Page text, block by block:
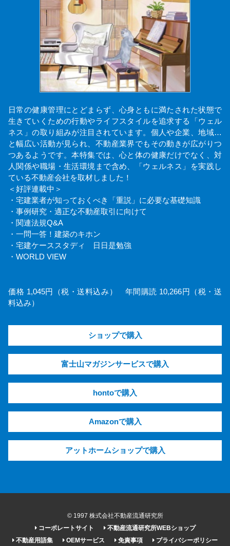
日常の健康管理にとどまらず、心身ともに満たされた状態で
生きていくための行動やライフスタイルを追求する「ウェル
ネス」の取り組みが注目されています。個人や企業、地域…
と幅広い活動が見られ、不動産業界でもその動きが広がりつ
つあるようです。本特集では、心と体の健康だけでなく、対
人関係や職場・生活環境まで含め、「ウェルネス」を実践し
ている不動産会社を取材しました！
＜好評連載中＞
・宅建業者が知っておくべき「重説」に必要な基礎知識
・事例研究・適正な不動産取引に向けて
・関連法規Q&A
・一問一答！建築のキホン
・宅建ケーススタディ 日日是勉強
・WORLD VIEW
価格 1,045円（税・送料込み） 年間購読 10,266円（税・送
料込み）
ショップで購入
富士山マガジンサービスで購入
hontoで購入
Amazonで購入
アットホームショップで購入
© 1997 株式会社不動産流通研究所
コーポレートサイト
不動産流通研究所WEBショップ
不動産用語集
OEMサービス 免責事項 プライバシーポリシー